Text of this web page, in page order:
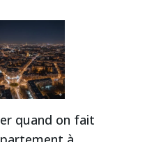
quand on fait